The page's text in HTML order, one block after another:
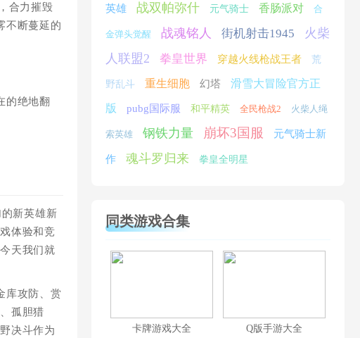
合力摧毁
不断蔓延的
的绝地翻
新英雄新
体验和竞
天我们就
库攻防、赏
孤胆猎
决斗作为
英雄 战双帕弥什 元气骑士 香肠派对 合
金弹头觉醒 战魂铭人 街机射击1945
火柴
人联盟2
拳皇世界 穿越火线枪战王者 荒
野乱斗 重生细胞 幻塔 滑雪大冒险官方正
版 pubg国际服 和平精英 全民枪战2 火柴人绳
索英雄 钢铁力量 崩坏3国服 元气骑士新
作 魂斗罗归来 拳皇全明星
同类游戏合集
卡牌游戏大全 Q版手游大全